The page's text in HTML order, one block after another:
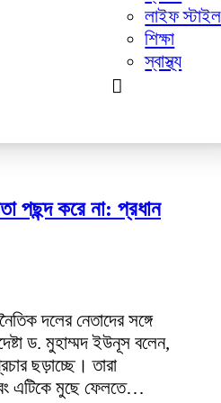
লাইফ স্টাইল
শিক্ষা
স্বাস্থ্য
পছন্দ করে না: প্রধান
দলের নেতাদের সঙ্গে
ড. মুহাম্মদ ইউনূস বলেন,
ছড়াচ্ছে। তারা
এটিকে মুছে ফেলতে…